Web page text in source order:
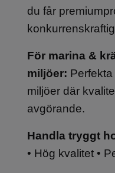
du får
För marina &
miljöer:
miljöer där
avgörande.
Handla tryggt
• Hög kvalitet •